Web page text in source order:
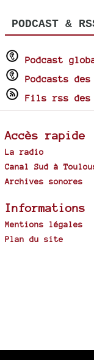
PODCAST &
Podcast
Podcasts
Fils rss des
Accès rapide
La radio
Canal Sud à
Archives sonores
Informations
Mentions légales
Plan du site